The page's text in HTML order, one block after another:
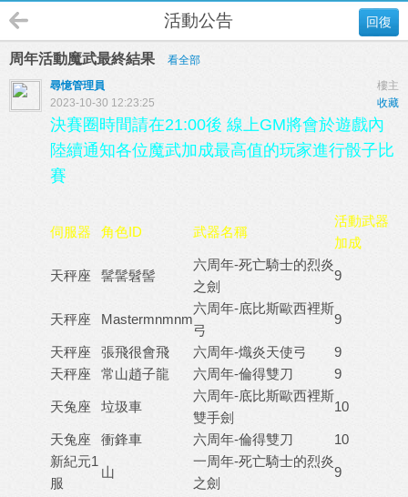
回復
活動公告
周年活動魔武最終結果
看全部
樓主
尋憶管理員
收藏
2023-10-30 12:23:25
決賽圈時間請在21:00後 線上GM將會於遊戲內
陸續通知各位魔武加成最高值的玩家進行骰子比
賽
伺服器 角色ID 武器名稱
活動武器
加成
天秤座 髺髺髫髻
六周年-死亡騎士的烈炎
之劍
9
天秤座 Mastermnmnm
六周年-底比斯歐西裡斯
弓
9
天秤座 張飛很會飛 六周年-熾炎天使弓
9
天秤座
常山趙子龍 六周年-倫得雙刀 9
天兔座 垃圾車
六周年-底比斯歐西裡斯
雙手劍
10
天兔座 衝鋒車 六周年-倫得雙刀
10
新紀元1
服
山
一周年-死亡騎士的烈炎
之劍
9